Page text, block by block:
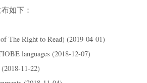
如下：
The Right to Read) (2019-04-01)
languages (2018-12-07)
11-22)